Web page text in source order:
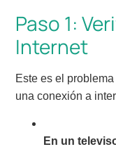
Paso 1:
Internet
Este es el
una conexión a
En un